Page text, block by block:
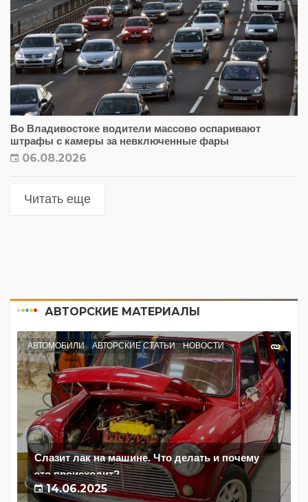
Во Владивостоке водители массово оспаривают
штрафы с камеры за невключенные фары
06.08.2026
Читать еще
АВТОРСКИЕ МАТЕРИАЛЫ
АВТОМОБИЛИ АВТОРСКИЕ СТАТЬИ НОВОСТИ
Слазит лак на машине. Что делать и почему
это происходит?
14.06.2025